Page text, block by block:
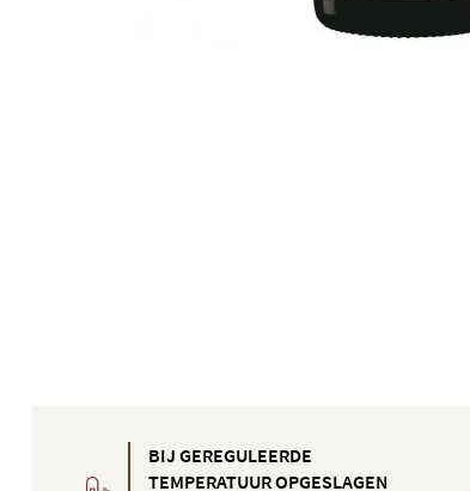
BIJ GEREGULEERDE
TEMPERATUUR OPGESLAGEN